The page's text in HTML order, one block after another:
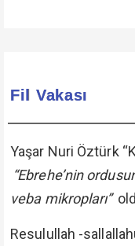
Fil Vakası
Yaşar Nuri Öztürk
“Ebrehe’nin
veba mikropları”
Resulullah -